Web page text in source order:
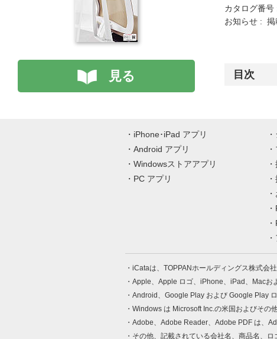
見る
カタログ番
お知らせ : 掲
目次
iPhone･iPad アプリ
Android アプリ
Windowsストアアプリ
PC アプリ
iCataは、TOPPANホールディングス株式会社
Apple、Apple ロゴ、iPhone、iPad、Macお
Android、Google Play および Google Play
Windows は Microsoft Inc.の米国およびその
Adobe、Adobe Reader、Adobe PDF は、
その他、記載されている会社名、商品名、ロ